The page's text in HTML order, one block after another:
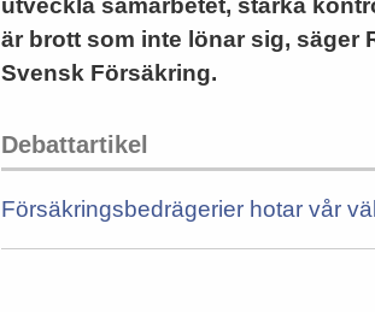
utveckla samarbetet, stärka
är brott som inte lönar sig, säger
Svensk Försäkring.
Debattartikel
Försäkringsbedrägerier hotar vår